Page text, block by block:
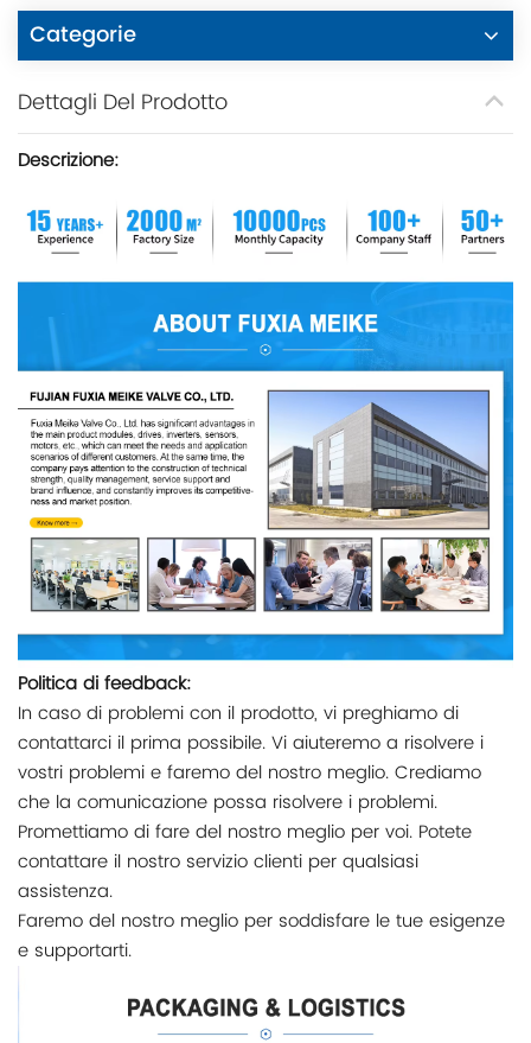
Categorie
Dettagli Del Prodotto
Descrizione:
Politica di feedback:
In caso di problemi con il prodotto, vi preghiamo di
contattarci il prima possibile. Vi aiuteremo a risolvere i
vostri problemi e faremo del nostro meglio. Crediamo
che la comunicazione possa risolvere i problemi.
Promettiamo di fare del nostro meglio per voi. Potete
contattare il nostro servizio clienti per qualsiasi
assistenza.
Faremo del nostro meglio per soddisfare le tue esigenze
e supportarti.